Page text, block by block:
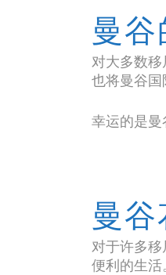
曼
对大多数
也将曼谷国
幸运的是曼
曼
对于许多
便利的生活